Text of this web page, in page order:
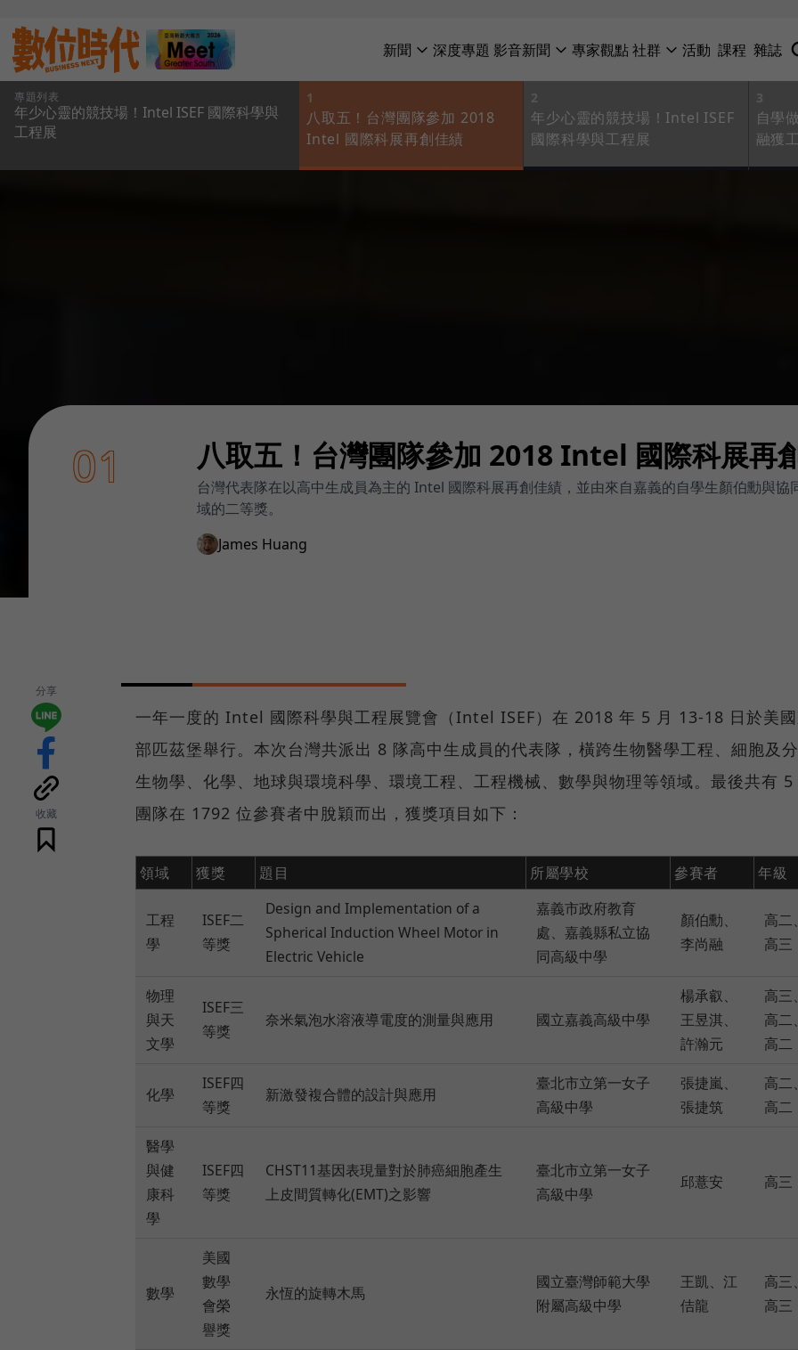
新聞 深度專題 影音新聞 專家觀點社群 活動 課程 雜誌
專題列表
年少心靈的競技場！Intel ISEF 國際科學與
工程展
1
八取五！台灣團隊參加 2018
Intel 國際科展再創佳績
2
年少心靈的競技場！Intel ISEF
國際科學與工程展
3
自學
融獲
01 八取五！台灣團隊參加 2018 Intel 國際科展再
台灣代表隊在以高中生成員為主的 Intel 國際科展再創佳績，並由來自嘉義的自學生顏伯勳與協
域的二等獎。
James Huang
分享
收藏
一年一度的 Intel 國際科學與工程展覽會（Intel ISEF）在 2018 年 5 月 13-18 日於美
部匹茲堡舉行。本次台灣共派出 8 隊高中生成員的代表隊，橫跨生物醫學工程、細胞及
生物學、化學、地球與環境科學、環境工程、工程機械、數學與物理等領域。最後共有
團隊在 1792 位參賽者中脫穎而出，獲獎項目如下：
領域 獲獎 題目 所屬學校 參賽者 年級
工程
學
ISEF二
等獎
Design and Implementation of a
Spherical Induction Wheel Motor in
Electric Vehicle
嘉義市政府教育
處、嘉義縣私立協
同高級中學
顏伯勳、
李尚融
高二
高三
物理
與天
文學
ISEF三
等獎
奈米氣泡水溶液導電度的測量與應用 國立嘉義高級中學
楊承叡、
王昱淇、
許瀚元
高三
高二
高二
化學
ISEF四
等獎
新激發複合體的設計與應用
臺北市立第一女子
高級中學
張捷嵐、
張捷筑
高二
高二
醫學
與健
康科
學
ISEF四
等獎
CHST11基因表現量對於肺癌細胞產生
上皮間質轉化(EMT)之影響
臺北市立第一女子
高級中學
邱薏安 高三
數學
美國
數學
會榮
譽獎
永恆的旋轉木馬
國立臺灣師範大學
附屬高級中學
王凱、江
佶龍
高三
高三